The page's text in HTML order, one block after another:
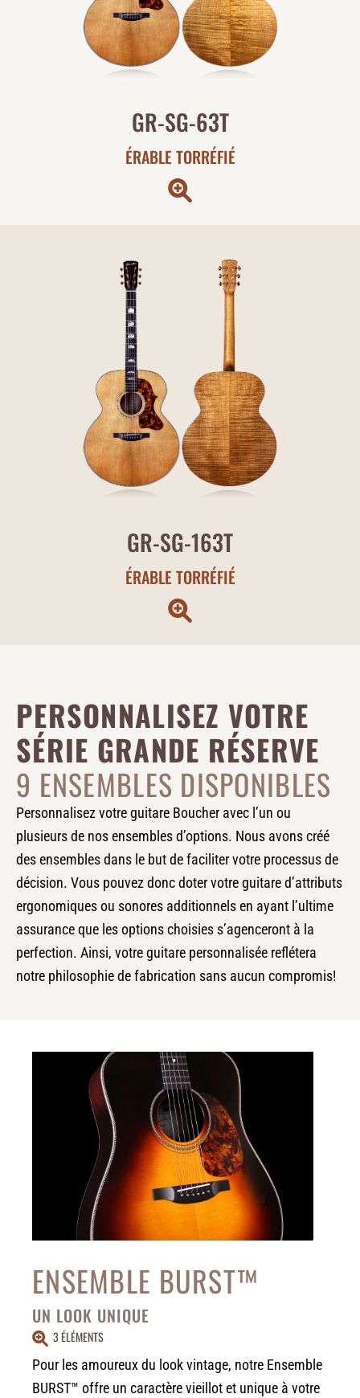
GR-SG-63T
ÉRABLE TORRÉFIÉ
GR-SG-163T
ÉRABLE TORRÉFIÉ
PERSONNALISEZ VOTRE
SÉRIE GRANDE RÉSERVE
9 ENSEMBLES DISPONIBLES
Personnalisez votre guitare Boucher avec l’un ou
plusieurs de nos ensembles d’options. Nous avons créé
des ensembles dans le but de faciliter votre processus de
décision. Vous pouvez donc doter votre guitare d’attributs
ergonomiques ou sonores additionnels en ayant l’ultime
assurance que les options choisies s’agenceront à la
perfection. Ainsi, votre guitare personnalisée reflétera
notre philosophie de fabrication sans aucun compromis!
ENSEMBLE BURST™
UN LOOK UNIQUE
3 ÉLÉMENTS
Pour les amoureux du look vintage, notre Ensemble
BURST™ offre un caractère vieillot et unique à votre